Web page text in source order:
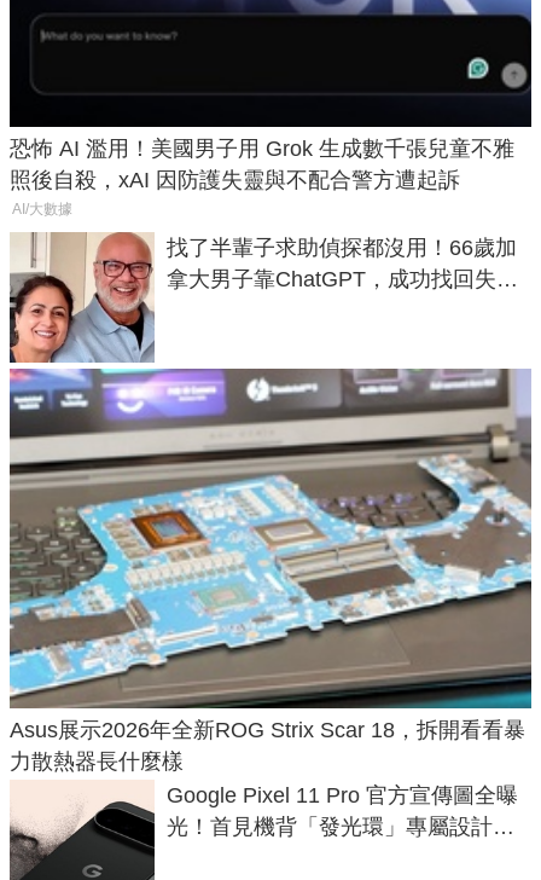
恐怖 AI 濫用！美國男子用 Grok 生成數千張兒童不雅
照後自殺，xAI 因防護失靈與不配合警方遭起訴
AI/大數據
找了半輩子求助偵探都沒用！66歲加
拿大男子靠ChatGPT，成功找回失散
Asus展示2026年全新ROG Strix Scar 18，拆開看看暴
力散熱器長什麼樣
Google Pixel 11 Pro 官方宣傳圖全曝
光！首見機背「發光環」專屬設計、